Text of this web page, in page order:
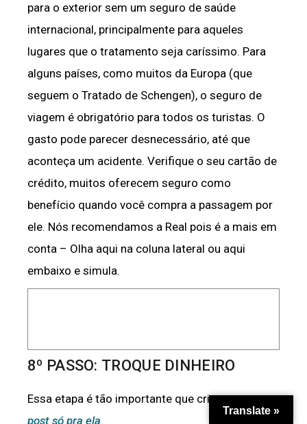
para o exterior sem um seguro de saúde
internacional, principalmente para aqueles
lugares que o tratamento seja caríssimo. Para
alguns países, como muitos da Europa (que
seguem o Tratado de Schengen), o seguro de
viagem é obrigatório para todos os turistas. O
gasto pode parecer desnecessário, até que
aconteça um acidente. Verifique o seu cartão de
crédito, muitos oferecem seguro como
benefício quando você compra a passagem por
ele. Nós recomendamos a Real pois é a mais em
conta – Olha aqui na coluna lateral ou aqui
embaixo e simula.
8º PASSO: TROQUE DINHEIRO
Essa etapa é tão importante que criamosum
post só pra ela.
Translate »